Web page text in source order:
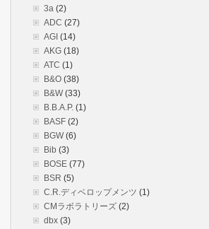
3a (2)
ADC (27)
AGI (14)
AKG (18)
ATC (1)
B&O (38)
B&W(33)
B.B.A.P. (1)
BASF (2)
BGW(6)
Bib (3)
BOSE (77)
BSR (5)
C.R.ディベロップメンツ (1)
CMラボラトリーズ (2)
dbx (3)